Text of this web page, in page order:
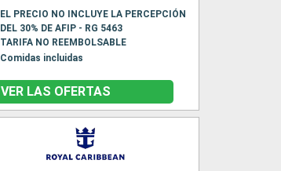
EL PRECIO NO INCLUYE LA PERCEPCIÓN
DEL 30% DE AFIP - RG 5463
TARIFA NO REEMBOLSABLE
Comidas incluidas
VER LAS OFERTAS